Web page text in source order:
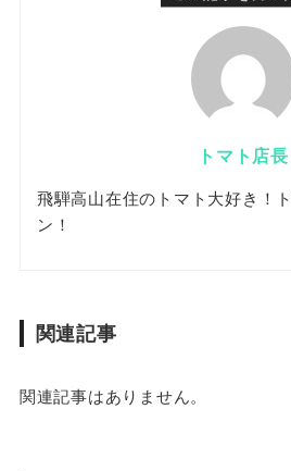
トマト店長
飛騨高山在住のトマト大好き！
ン！
関連記事
関連記事はありません。